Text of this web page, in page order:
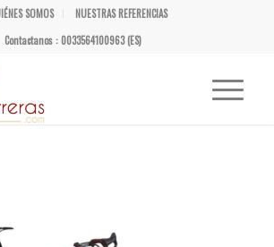
SOMOS
NUESTRAS REFERENCIAS
Contactanos : 0033564100963 (ES)